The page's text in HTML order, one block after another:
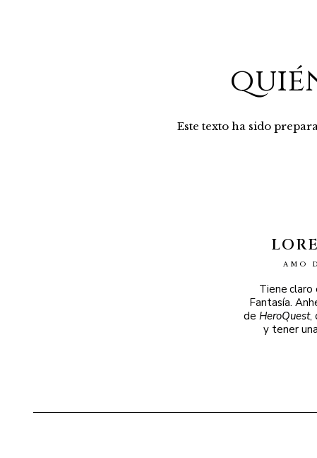
Este texto ha sido
AMO
Tiene claro
Fantasía.
de HeroQuest,
y tener